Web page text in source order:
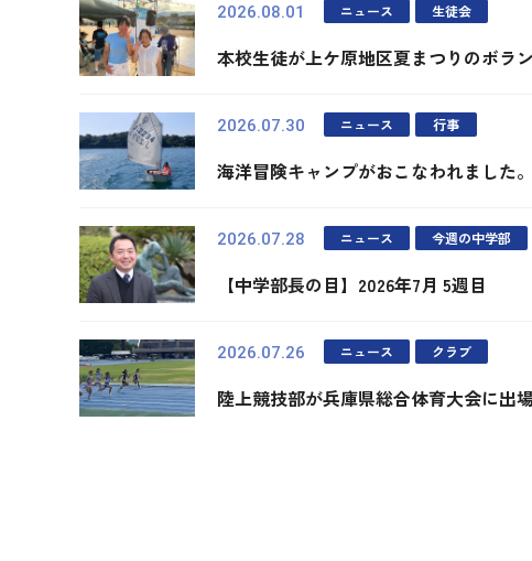
2026.08.01 ニュース 生徒会
本校生徒が上ケ原地区夏まつりのボラ
2026.07.30 ニュース 行事
海洋冒険キャンプがおこなわれました。
2026.07.28 ニュース 今週の中学部
【中学部長の目】2026年7月 5週目
2026.07.26 ニュース クラブ
陸上競技部が兵庫県総合体育大会に出